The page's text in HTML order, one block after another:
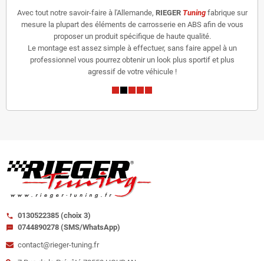
Avec tout notre savoir-faire à l'Allemande, RIEGER Tuning fabrique sur
mesure la plupart des éléments de carrosserie en ABS afin de vous
proposer un produit spécifique de haute qualité.
Le montage est assez simple à effectuer, sans faire appel à un
professionnel vous pourrez obtenir un look plus sportif et plus
agressif de votre véhicule !
call 0130522385 (choix 3)
sms
0744890278 (SMS/WhatsApp)
contact@rieger-tuning.fr